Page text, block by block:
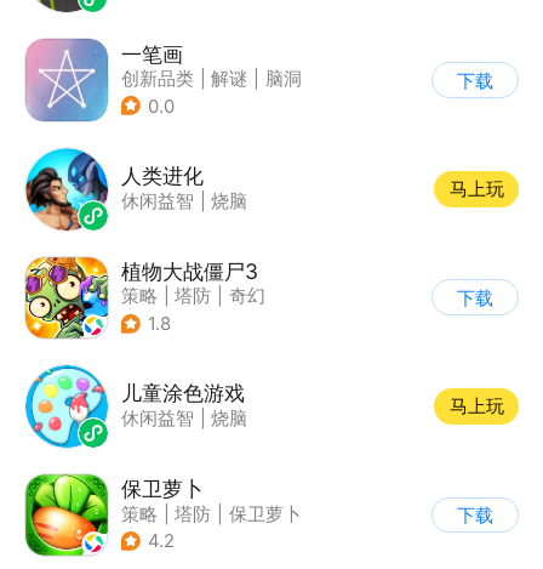
一笔画
创新品类 解谜
脑洞
| 清新
0.0
下载
人类进化
休闲益智 烧脑
马上玩
植物大战僵尸3
策略 塔防
奇幻
| 开放世界
1.8
下载
儿童涂色游戏
休闲益智 烧脑
马上玩
保卫萝卜
策略 塔防
保卫萝卜
| 卡通
4.2
下载